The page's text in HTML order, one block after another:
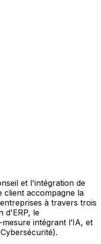
et l'intégration de
client accompagne la
à travers trois
d'ERP, le
intégrant l’IA, et